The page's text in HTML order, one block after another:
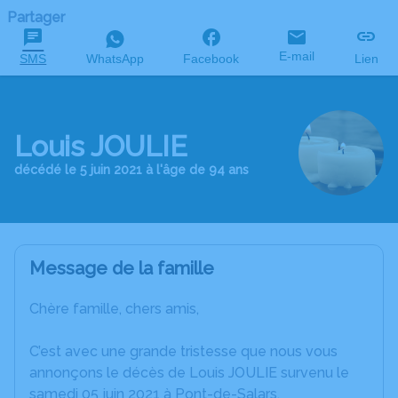
Partager
SMS WhatsApp Facebook E-mail Lien
Louis JOULIE
décédé le 5 juin 2021 à l'âge de 94 ans
Message de la famille
Chère famille, chers amis,
C’est avec une grande tristesse que nous vous
annonçons le décès de Louis JOULIE survenu le
samedi 05 juin 2021 à Pont-de-Salars.